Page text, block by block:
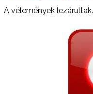
A vélemények lezárultak.